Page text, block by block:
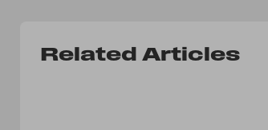
Related Articles